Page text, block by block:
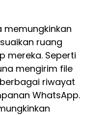
memungkinkan
ruang
mereka. Seperti
mengirim file
riwayat
WhatsApp.